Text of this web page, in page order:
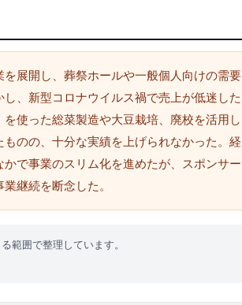
展開し、葬祭ホールや一般個人向けの需要
、新型コロナウイルス禍で売上が低迷した
使った総菜製造や大豆栽培、廃校を活用し
のの、十分な実績を上げられなかった。経
で事業のスリム化を進めたが、スポンサー
継続を断念した。
範囲で整理しています。